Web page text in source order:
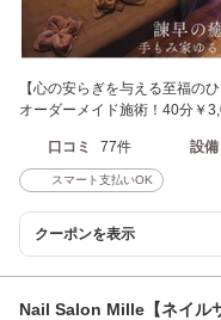
【心の安らぎを与える至福
オーダーメイド施術！40分￥
口コミ 77件 設備
スマート支払いOK
クーポンを表示
Nail Salon Mille【ネイル